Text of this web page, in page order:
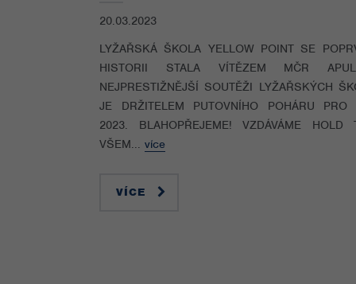
20.03.2023
LYŽAŘSKÁ ŠKOLA YELLOW POINT SE
HISTORII STALA VÍTĚZEM MČR
NEJPRESTIŽNĚJŠÍ SOUTĚŽI LYŽAŘSKÝCH
JE DRŽITELEM PUTOVNÍHO POHÁRU PRO
2023. BLAHOPŘEJEME! VZDÁVÁME HOLD
VŠEM... více
VÍCE